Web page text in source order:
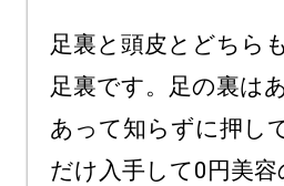
足裏と頭皮とどちら
足裏です。足の裏は
あって知らずに押し
だけ入手して0円美